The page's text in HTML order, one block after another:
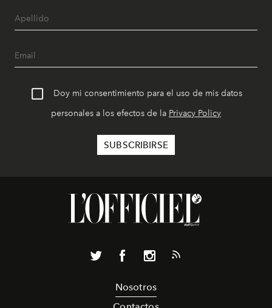
Doy mi consentimiento para el uso de mis datos
personales a los efectos de la Privacy Policy
Nosotros